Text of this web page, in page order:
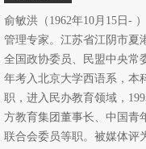
俞敏洪（1962年10月15日-
管理专家。江苏省江阴市夏
全国政协委员、民盟中央常
年考入北京大学西语系，本
职，进入民办教育领域，
方教育集团董事长、中国青
联合会委员等职。被媒体评